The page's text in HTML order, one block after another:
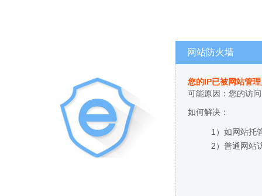
网站防火墙
您的IP已被网站管
可能原因：您的访
如何解决：
1）如网站托
2）普通网站